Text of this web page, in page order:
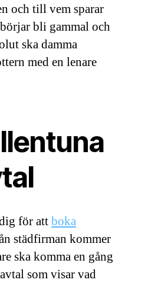
och till vem sparar
bli gammal och
ska damma
med en lenare
för attboka
städfirman kommer
ska komma en gång
som visar vad